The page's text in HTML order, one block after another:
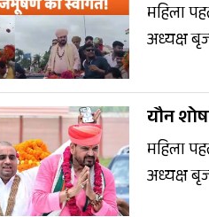
महिला
अध्यक्ष
काफिले के
यौन
महिला
अध्यक्ष